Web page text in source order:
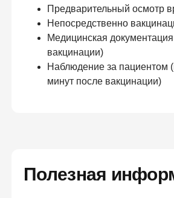
Предварительный осмотр
Непосредственно
Медицинская
вакцинации)
Наблюдение за пациентом
минут после вакцинации)
Полезная